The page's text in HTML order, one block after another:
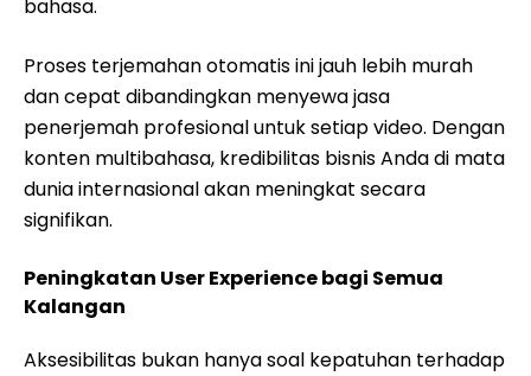
bahasa.
Proses terjemahan otomatis ini jauh lebih murah
dan cepat dibandingkan menyewa jasa
penerjemah profesional untuk setiap video. Dengan
konten multibahasa, kredibilitas bisnis Anda di mata
dunia internasional akan meningkat secara
signifikan.
Peningkatan User Experience bagi Semua
Kalangan
Aksesibilitas bukan hanya soal kepatuhan terhadap